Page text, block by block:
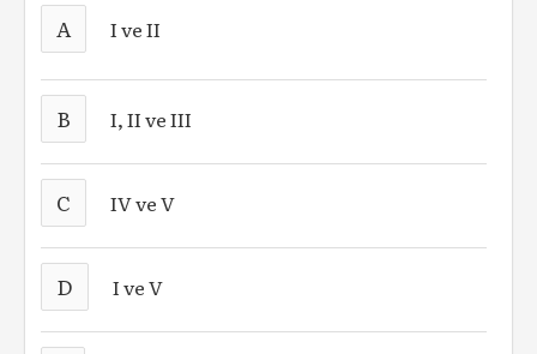
A I ve II
B I, II ve III
C IV ve V
D I ve V